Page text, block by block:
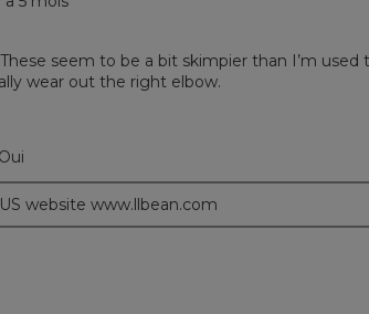
seem to be a bit skimpier than I’m
wear out the right elbow.
Oui
website www.llbean.com